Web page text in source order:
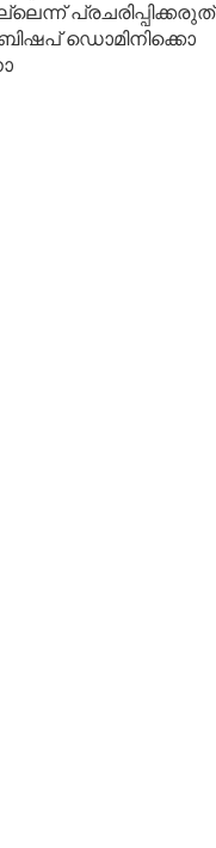
പ്രചരിപ്പിക്കരുത്
ബിഷപ് ഡൊമിനിക്കൊ